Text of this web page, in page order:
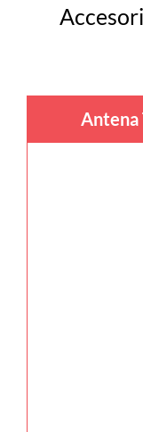
Antena